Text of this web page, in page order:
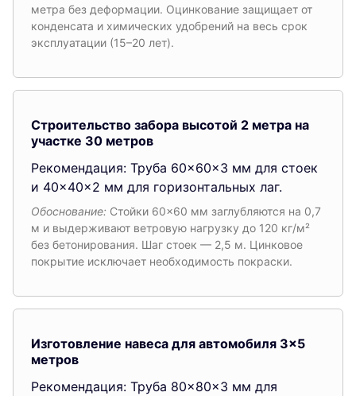
метра без деформации. Оцинкование защищает от
конденсата и химических удобрений на весь срок
эксплуатации (15–20 лет).
Строительство забора высотой 2 метра на
участке 30 метров
Рекомендация: Труба 60×60×3 мм для стоек
и 40×40×2 мм для горизонтальных лаг.
Обоснование: Стойки 60×60 мм заглубляются на 0,7
м и выдерживают ветровую нагрузку до 120 кг/м²
без бетонирования. Шаг стоек — 2,5 м. Цинковое
покрытие исключает необходимость покраски.
Изготовление навеса для автомобиля 3×5
метров
Рекомендация: Труба 80×80×3 мм для